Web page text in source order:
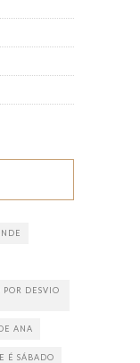
DESVIO
ANA
É SÁBADO